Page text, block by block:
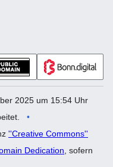
2025 um 15:54 Uhr
''Creative Commons''
Dedication , sofern